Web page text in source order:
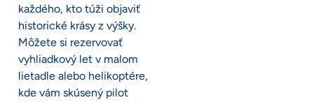
každého, kto túži objaviť
historické krásy z výšky.
Môžete si rezervovať
vyhliadkový let v malom
lietadle alebo helikoptére,
kde vám skúsený pilot